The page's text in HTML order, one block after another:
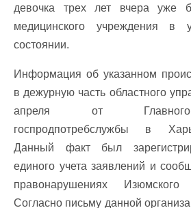
девочка трех лет вчера уже
медицинского учреждения в
состоянии.
Информация об указанном
в дежурную часть областного
апреля от Главного
госпродпотребслужбы в
Данный факт был
единого учета заявлений и
правонарушениях
Согласно письму данной